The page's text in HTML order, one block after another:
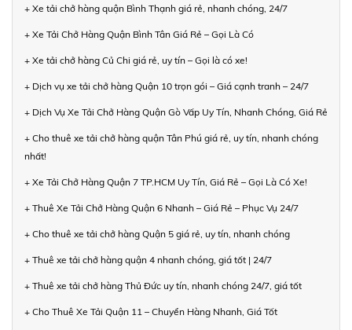
+ Xe tải chở hàng quận Bình Thạnh giá rẻ, nhanh chóng, 24/7
+ Xe Tải Chở Hàng Quận Bình Tân Giá Rẻ – Gọi Là Có
+ Xe tải chở hàng Củ Chi giá rẻ, uy tín – Gọi là có xe!
+ Dịch vụ xe tải chở hàng Quận 10 trọn gói – Giá cạnh tranh – 24/7
+ Dịch Vụ Xe Tải Chở Hàng Quận Gò Vấp Uy Tín, Nhanh Chóng, Giá Rẻ
+ Cho thuê xe tải chở hàng quận Tân Phú giá rẻ, uy tín, nhanh chóng
nhất!
+ Xe Tải Chở Hàng Quận 7 TP.HCM Uy Tín, Giá Rẻ – Gọi Là Có Xe!
+ Thuê Xe Tải Chở Hàng Quận 6 Nhanh – Giá Rẻ – Phục Vụ 24/7
+ Cho thuê xe tải chở hàng Quận 5 giá rẻ, uy tín, nhanh chóng
+ Thuê xe tải chở hàng quận 4 nhanh chóng, giá tốt | 24/7
+ Thuê xe tải chở hàng Thủ Đức uy tín, nhanh chóng 24/7, giá tốt
+ Cho Thuê Xe Tải Quận 11 – Chuyển Hàng Nhanh, Giá Tốt